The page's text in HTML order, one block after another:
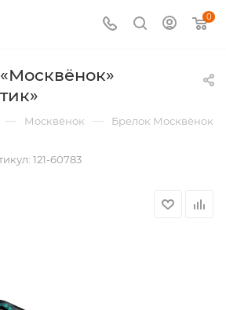
0
— Москвёнок — Брелок Москвёнок
121-60783